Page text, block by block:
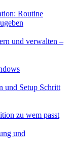
Routine
und verwalten –
und Setup Schritt
zu wem passt
und